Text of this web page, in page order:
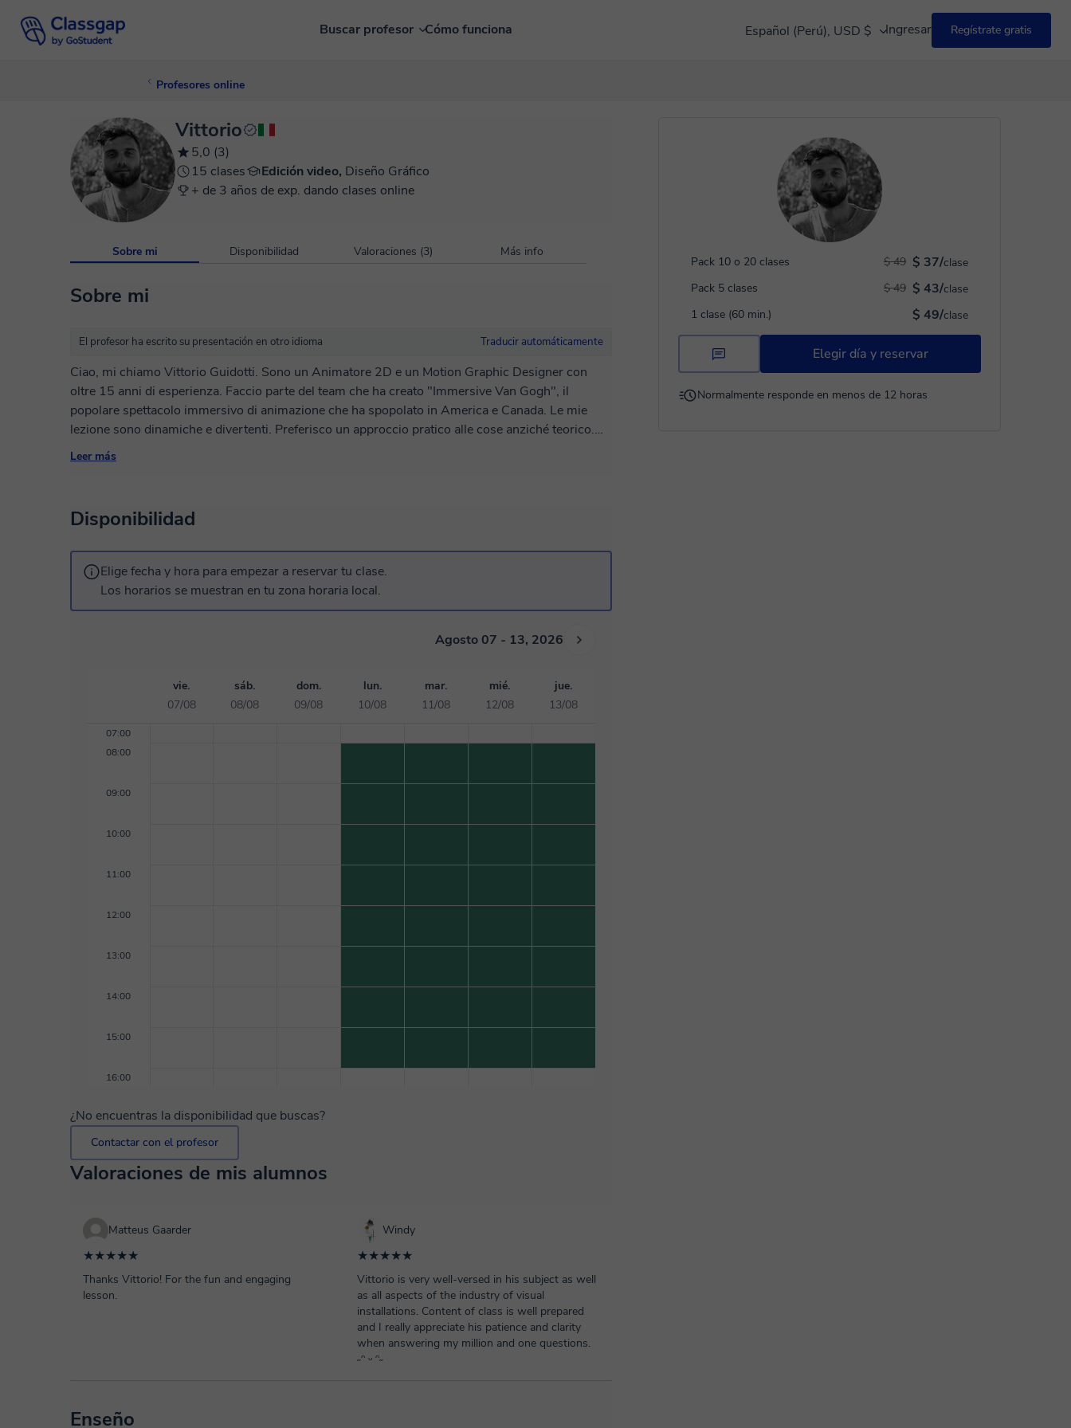
Buscar profesor Cómo funciona Español (Perú), USD $ Ingresar Regístrate gratis
Profesores online
Pack 10 o 20 clases $ 37/clase
$ 49
Pack 5 clases
$ 43/clase
$ 49
1 clase (60 min.)
$ 49/clase
Elegir día y reservar
Normalmente responde en menos de 12 horas
Vittorio
5,0 (3)
15 clases
Edición video, Diseño Gráfico
+ de 3 años de exp. dando clases online
Sobre mi Disponibilidad Valoraciones (3) Más info
Sobre mi
El profesor ha escrito su presentación en otro idioma Traducir automáticamente
Ciao, mi chiamo Vittorio Guidotti. Sono un Animatore 2D e un Motion Graphic Designer con
oltre 15 anni di esperienza. Faccio parte del team che ha creato "Immersive Van Gogh", il
popolare spettacolo immersivo di animazione che ha spopolato in America e Canada. Le mie
lezione sono dinamiche e divertenti. Preferisco un approccio pratico alle cose anziché teorico.
Fin da subito il mio obiettivo sarà farti creare dei video completi partendo da zero. Ti faro
Leer más
Disponibilidad
Elige fecha y hora para empezar a reservar tu clase.
Los horarios se muestran en tu zona horaria local.
Agosto 07 - 13, 2026
vie.
07/08
sáb.
08/08
dom.
09/08
lun.
10/08
mar.
11/08
mié.
12/08
jue.
13/08
07:00
08:00
09:00
10:00
11:00
12:00
13:00
14:00
15:00
16:00
¿No encuentras la disponibilidad que buscas?
Contactar con el profesor
Valoraciones de mis alumnos
Matteus Gaarder
★★★★★
Thanks Vittorio! For the fun and engaging
lesson.
Windy
★★★★★
Vittorio is very well-versed in his subject as well
as all aspects of the industry of visual
installations. Content of class is well prepared
and I really appreciate his patience and clarity
when answering my million and one questions.
˶ᵔ ᵕ ᵔ˶
Enseño